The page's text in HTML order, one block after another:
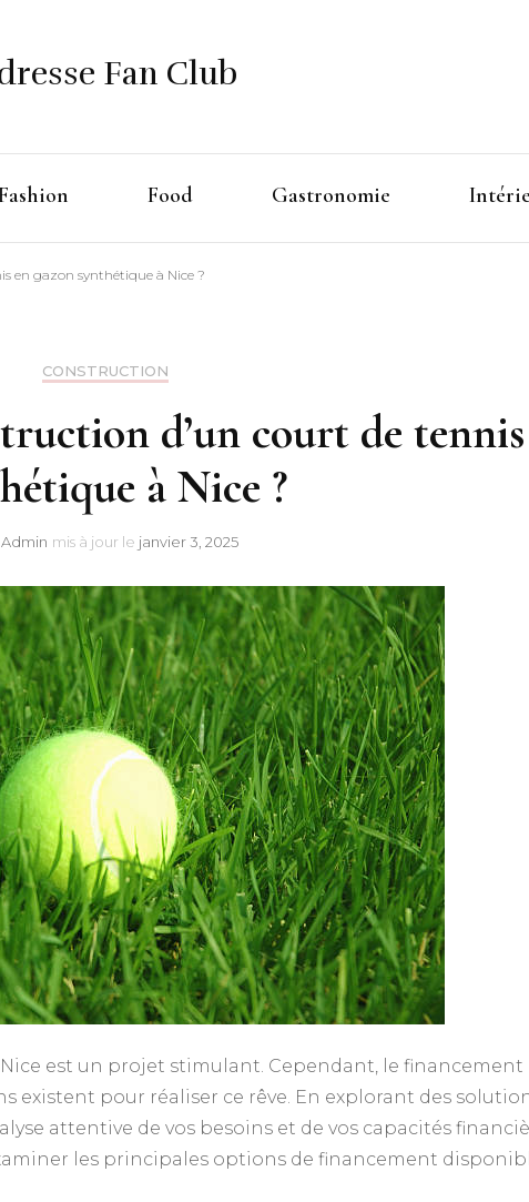
Fan Club
Food Gastronomie
en gazon synthétique à Nice ?
CONSTRUCTION
d’un court de
à Nice ?
Admin mis à jour le janvier 3, 2025
est un projet stimulant. Cependant, le financement
pour réaliser ce rêve. En explorant des
attentive de vos besoins et de vos capacités
les principales options de financement